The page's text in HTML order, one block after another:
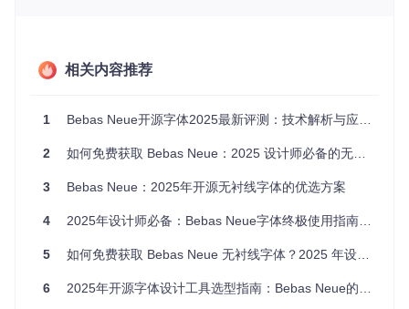
面：
跨平台一致性
：在不同媒介上都能保持良好的显示效果
：适用于从大型广告牌到移动应用的各种场景
维护成本低：作为开源项目，持续更新且无需额外费用
✏️设计师小贴士
：在选择标题字体时，不仅要考虑美学因素，
面都表现出色，是平衡设计需求和项目预算的理想选择。
技术解析：Bebas Neue的设计优势与同类字体
对比
相关内容推荐
1 Bebas Neue开源字体2025最新评测：技术解析与应用指南
2 如何免费获取 Bebas Neue：2025 设计师必备的无衬线标题字体全攻略 🚀
3 Bebas Neue：2025年开源无衬线字体的优选方案
4 2025年设计师必备：Bebas Neue字体终极使用指南 🎨
5 如何免费获取 Bebas Neue 无衬线字体？2025 年设计师必备的开源标题字体推荐
6 2025年开源字体设计工具选型指南：Bebas Neue的技术解析与实践应用